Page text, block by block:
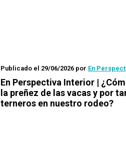
Publicado el 29/06/2026 por En
En Perspectiva Interior |
la preñez de las vacas y por
terneros en nuestro rodeo?